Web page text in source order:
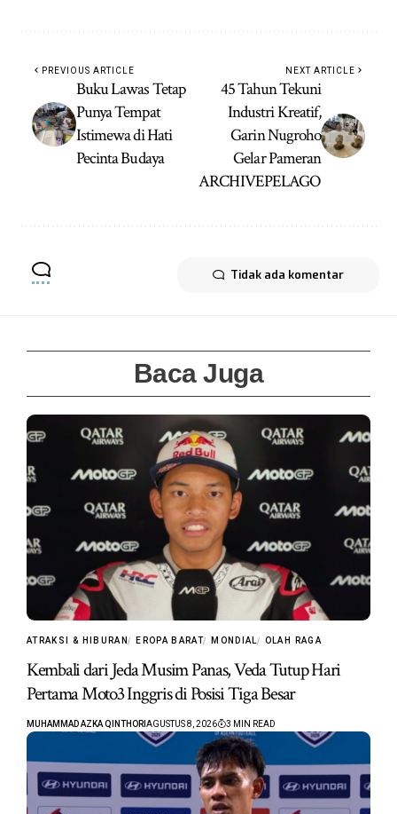
PREVIOUS ARTICLE
Buku Lawas Tetap
Punya Tempat
Istimewa di Hati
Pecinta Budaya
NEXT ARTICLE
45 Tahun Tekuni
Industri Kreatif,
Garin Nugroho
Gelar Pameran
ARCHIVEPELAGO
Tidak ada komentar
Baca Juga
ATRAKSI & HIBURAN EROPA BARAT MONDIAL OLAH RAGA
Kembali dari Jeda Musim Panas, Veda Tutup Hari
Pertama Moto3 Inggris di Posisi Tiga Besar
MUHAMMAD AZKA QINTHORI AGUSTUS 8, 2026 3 MIN READ